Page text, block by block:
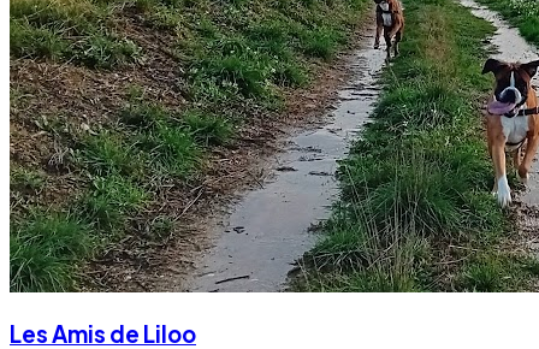
Les Amis de Liloo